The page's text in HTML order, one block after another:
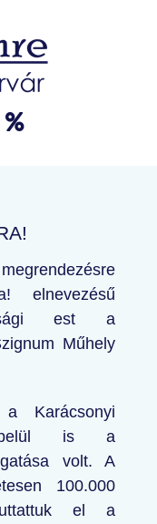
elnevezésű
est a
Műhely
Karácsonyi
belül is a
volt. A
100.000
el a